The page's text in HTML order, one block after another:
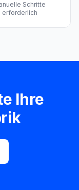
Schritte
erforderlich
Ihre